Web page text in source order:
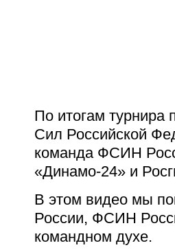
По итогам
Сил Российской
команда ФСИН
«Динамо-24» и
В этом видео мы
России, ФСИН
командном духе.